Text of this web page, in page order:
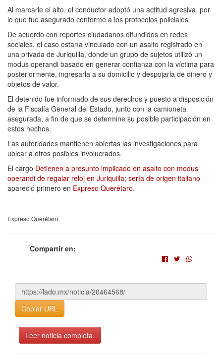
Al marcarle el alto, el conductor adoptó una actitud agresiva, por
lo que fue asegurado conforme a los protocolos policiales.
De acuerdo con reportes ciudadanos difundidos en redes
sociales, el caso estaría vinculado con un asalto registrado en
una privada de Juriquilla, donde un grupo de sujetos utilizó un
modus operandi basado en generar confianza con la víctima para
posteriormente, ingresarla a su domicilio y despojarla de dinero y
objetos de valor.
El detenido fue informado de sus derechos y puesto a disposición
de la Fiscalía General del Estado, junto con la camioneta
asegurada, a fin de que se determine su posible participación en
estos hechos.
Las autoridades mantienen abiertas las investigaciones para
ubicar a otros posibles involucrados.
El cargo Detienen a presunto implicado en asalto con modus
operandi de regalar reloj en Juriquilla; sería de origen italiano
apareció primero en Expreso Querétaro.
Expreso Querétaro
Compartir en:
Copiar URL
Leer noticia completa.